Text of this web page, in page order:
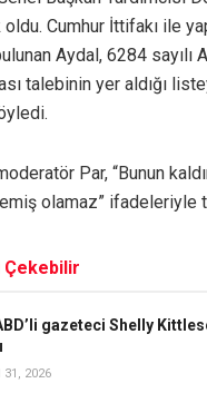
oldu. Cumhur İttifakı ile
Aydal, 6284 sayılı
talebinin yer aldığı
moderatör Par, “Bunun
olamaz”
Çekebilir
gazeteci Shelly
31, 2026